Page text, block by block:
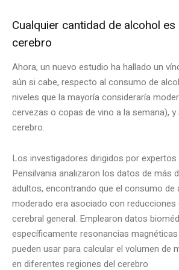
Cualquier cantidad de alcohol es
cerebro
Ahora, un nuevo estudio ha hallado un
aún si cabe, respecto al consumo de
niveles que la mayoría consideraría
cervezas o copas de vino a la semana),
cerebro.
Los investigadores dirigidos por expertos
Pensilvania analizaron los datos de más
adultos, encontrando que el consumo de
moderado era asociado con reducciones
cerebral general. Emplearon datos
específicamente resonancias
pueden usar para calcular el volumen de
en diferentes regiones del cerebro